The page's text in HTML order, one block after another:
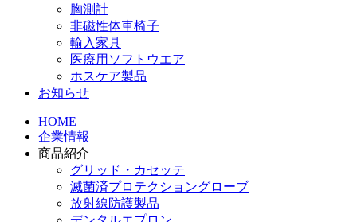
胸測計
非磁性体車椅子
輸入家具
医療用ソフトウエア
ホスケア製品
お知らせ
HOME
企業情報
商品紹介
グリッド・カセッテ
滅菌済プロテクショングローブ
放射線防護製品